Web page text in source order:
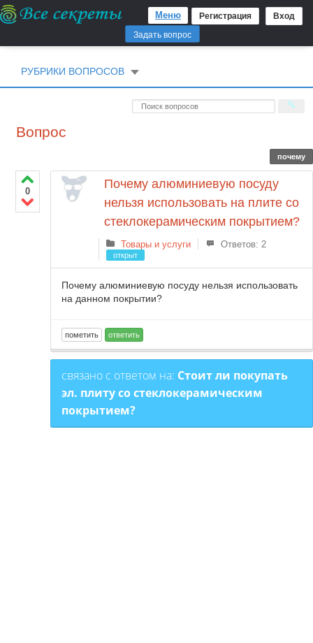
Регистрация Вход
Меню
Задать вопрос
РУБРИКИ ВОПРОСОВ
Вопрос
почему
0
Почему алюминиевую посуду
нельзя использовать на плите со
стеклокерамическим покрытием?
Товары и услуги Ответов: 2
открыт
Почему алюминиевую посуду нельзя использовать
на данном покрытии?
связано с ответом на: Стоит ли покупать
эл. плиту со стеклокерамическим
покрытием?